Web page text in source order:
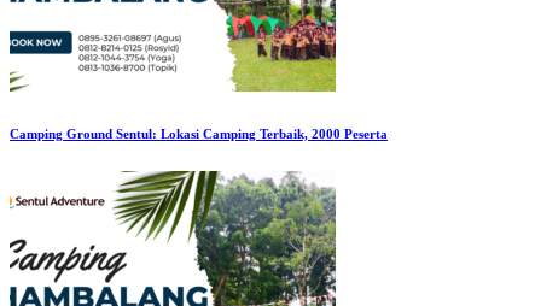
Camping Ground Sentul: Lokasi Camping Terbaik, 2000 Peserta